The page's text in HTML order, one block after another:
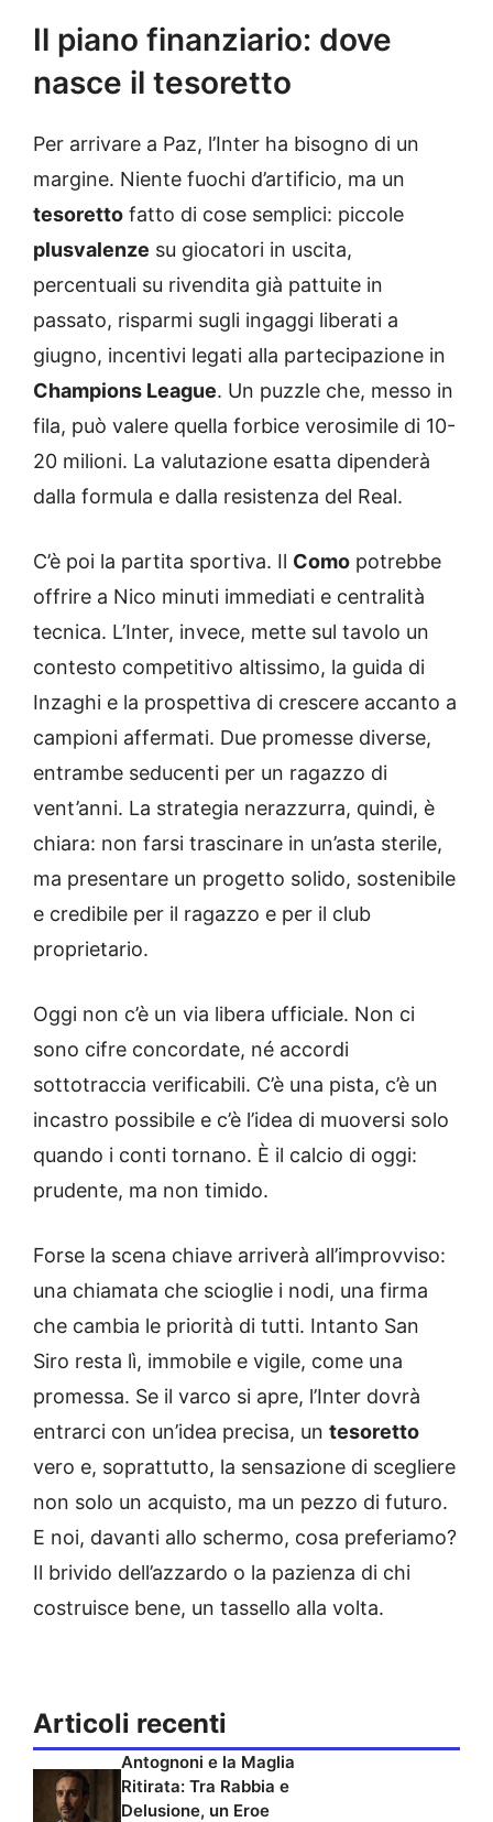
Il piano finanziario: dove
nasce il tesoretto
Per arrivare a Paz, l’Inter ha bisogno di un
margine. Niente fuochi d’artificio, ma un
tesoretto fatto di cose semplici: piccole
plusvalenze su giocatori in uscita,
percentuali su rivendita già pattuite in
passato, risparmi sugli ingaggi liberati a
giugno, incentivi legati alla partecipazione in
Champions League. Un puzzle che, messo in
fila, può valere quella forbice verosimile di 10-
20 milioni. La valutazione esatta dipenderà
dalla formula e dalla resistenza del Real.
C’è poi la partita sportiva. Il Como potrebbe
offrire a Nico minuti immediati e centralità
tecnica. L’Inter, invece, mette sul tavolo un
contesto competitivo altissimo, la guida di
Inzaghi e la prospettiva di crescere accanto a
campioni affermati. Due promesse diverse,
entrambe seducenti per un ragazzo di
vent’anni. La strategia nerazzurra, quindi, è
chiara: non farsi trascinare in un’asta sterile,
ma presentare un progetto solido, sostenibile
e credibile per il ragazzo e per il club
proprietario.
Oggi non c’è un via libera ufficiale. Non ci
sono cifre concordate, né accordi
sottotraccia verificabili. C’è una pista, c’è un
incastro possibile e c’è l’idea di muoversi solo
quando i conti tornano. È il calcio di oggi:
prudente, ma non timido.
Forse la scena chiave arriverà all’improvviso:
una chiamata che scioglie i nodi, una firma
che cambia le priorità di tutti. Intanto San
Siro resta lì, immobile e vigile, come una
promessa. Se il varco si apre, l’Inter dovrà
entrarci con un’idea precisa, un tesoretto
vero e, soprattutto, la sensazione di scegliere
non solo un acquisto, ma un pezzo di futuro.
E noi, davanti allo schermo, cosa preferiamo?
Il brivido dell’azzardo o la pazienza di chi
costruisce bene, un tassello alla volta.
Articoli recenti
Antognoni e la Maglia
Ritirata: Tra Rabbia e
Delusione, un Eroe